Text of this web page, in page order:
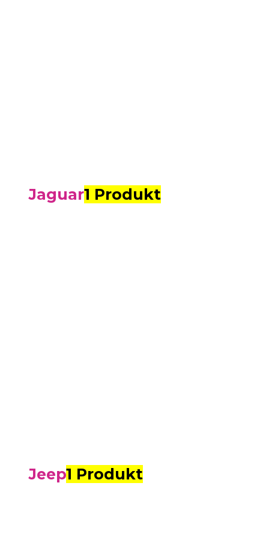
Jaguar1 Produkt
Jeep1 Produkt